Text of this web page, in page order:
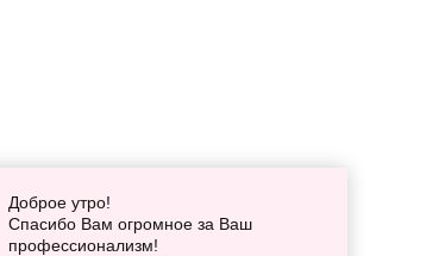
Доброе утро!
Спасибо Вам огромное за Ваш
профессионализм!